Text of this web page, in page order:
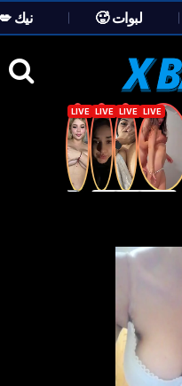
🥵 لبوات
💋 نيك